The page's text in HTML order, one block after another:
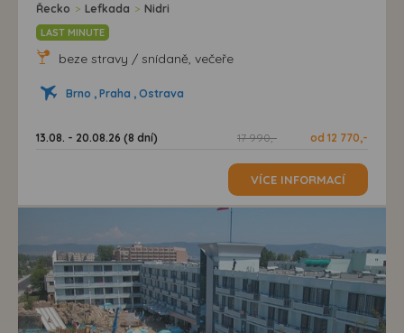
Řecko > Lefkada > Nidri
LAST MINUTE
beze stravy / snídaně, večeře
Brno , Praha , Ostrava
13.08. - 20.08.26 (8 dní) 17 990,- od 12 770,-
VÍCE INFORMACÍ